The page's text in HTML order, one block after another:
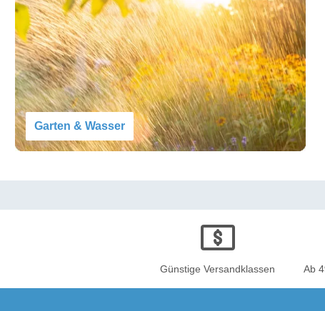
Garten & Wasser
Günstige Versandklassen Ab